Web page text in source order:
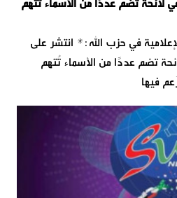
لائحة تضم عددًا من الأسماء تُتهم
في حزب الله:* انتشر على
تضم عددًا من الأسماء تُتهم
فيها